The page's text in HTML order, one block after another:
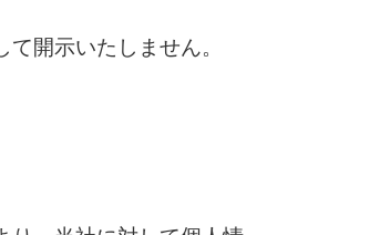
開示いたしません。